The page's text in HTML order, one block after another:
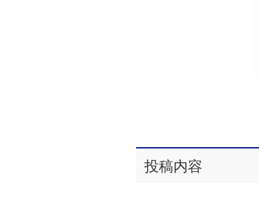
投稿内容